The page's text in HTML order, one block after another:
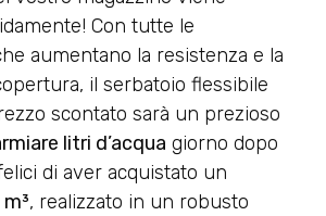
Con tutte le
aumentano la resistenza e la
il serbatoio flessibile
scontato sarà un prezioso
litri d’acqua giorno dopo
di aver acquistato un
, realizzato in un robusto